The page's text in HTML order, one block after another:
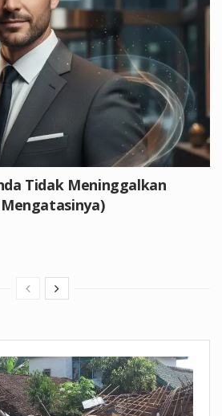
Tidak Meninggalkan
Mengatasinya)